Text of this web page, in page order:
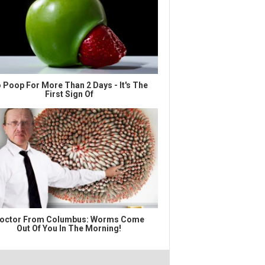
Poop For More Than 2 Days - It's The
First Sign Of
From Columbus: Worms Come
Out Of You In The Morning!